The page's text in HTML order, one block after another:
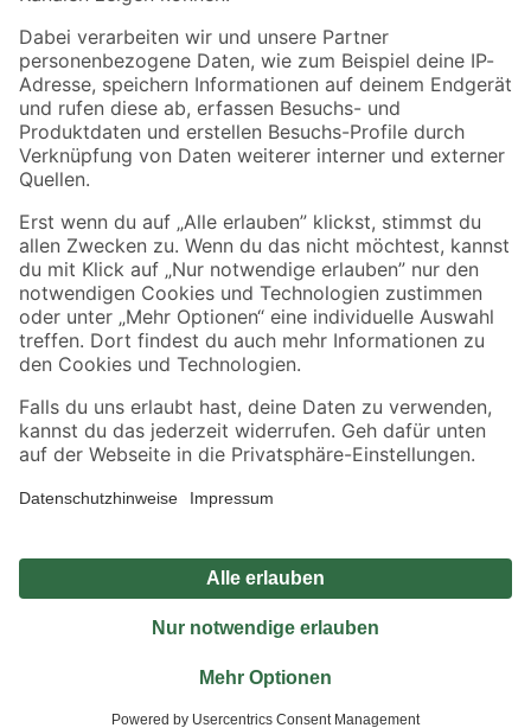
Zahlungsarten Versandarten
Sicher einkaufen
Jetzt die toom-App herunterladen
Alle Preisangaben in EUR inkl. gesetzl. MwSt.. Die dargestellten Angebote sind unter
Umständen nicht in allen Märkten verfügbar. Die angegebenen Verfügbarkeiten beziehen
Produkte nur solange der Vorrat reicht.
*Paketversand ab 59 € versandkostenfrei, gilt nicht für Artikel mit Speditionsversand, hier
Privatsphäre Impressum
Nutzungsbedingungen
Widerrufsrecht
Vertrag widerrufen
© 2026 toom Baumarkt GmbH